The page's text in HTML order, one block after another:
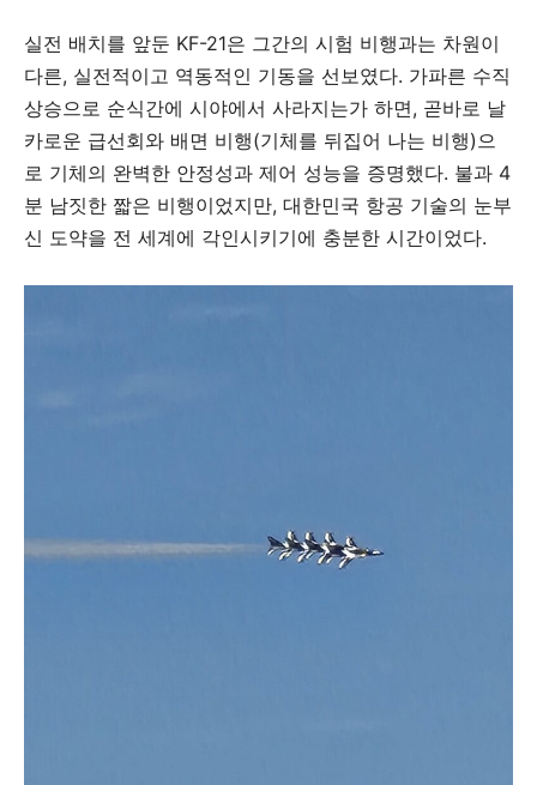
실전 배치를 앞둔 KF-21은 그간의 시험 비행과는 차원이
다른, 실전적이고 역동적인 기동을 선보였다. 가파른 수직
상승으로 순식간에 시야에서 사라지는가 하면, 곧바로 날
카로운 급선회와 배면 비행(기체를 뒤집어 나는 비행)으
로 기체의 완벽한 안정성과 제어 성능을 증명했다. 불과 4
분 남짓한 짧은 비행이었지만, 대한민국 항공 기술의 눈부
신 도약을 전 세계에 각인시키기에 충분한 시간이었다.